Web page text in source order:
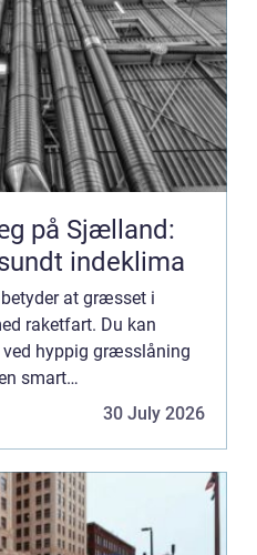
på Sjælland:
indeklima
at græsset i
raketfart. Du kan
hyppig græsslåning
smart
fordel...
30 July 2026